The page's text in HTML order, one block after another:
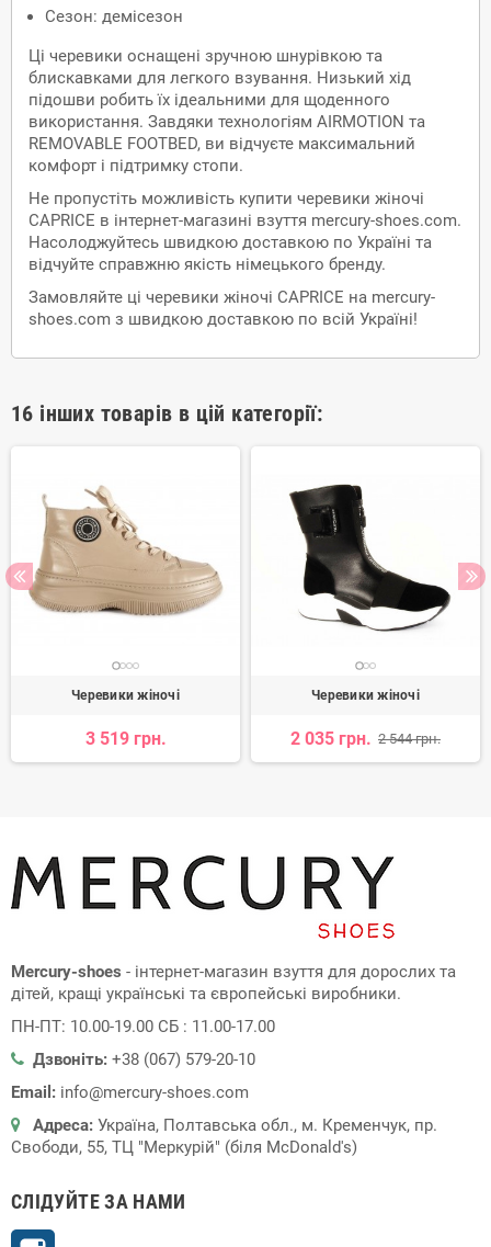
Сезон: демісезон
Ці черевики оснащені зручною шнурівкою та
блискавками для легкого взування. Низький хід
підошви робить їх ідеальними для щоденного
використання. Завдяки технологіям AIRMOTION та
REMOVABLE FOOTBED, ви відчуєте максимальний
комфорт і підтримку стопи.
Не пропустіть можливість купити черевики жіночі
CAPRICE в інтернет-магазині взуття mercury-shoes.com.
Насолоджуйтесь швидкою доставкою по Україні та
відчуйте справжню якість німецького бренду.
Замовляйте ці черевики жіночі CAPRICE на mercury-
shoes.com з швидкою доставкою по всій Україні!
16 інших товарів в цій категорії:
Черевики жіночі
3 519 грн.
Черевики жіночі
2 035 грн. 2 544 грн.
Mercury-shoes - інтернет-магазин взуття для дорослих та
дітей, кращі українські та європейські виробники.
ПН-ПТ: 10.00-19.00 СБ : 11.00-17.00
Дзвоніть: +38 (067) 579-20-10
Email: info@mercury-shoes.com
Адреса: Україна, Полтавська обл., м. Кременчук, пр.
Свободи, 55, ТЦ "Меркурій" (біля McDonald's)
СЛІДУЙТЕ ЗА НАМИ